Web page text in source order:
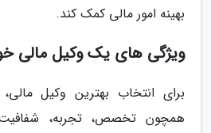
بهینه امور مالی کمک کند.
ویژگی های یک وکیل مالی
برای انتخاب بهترین وکیل
همچون تخصص، تجربه،